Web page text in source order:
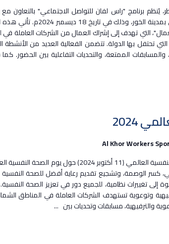
يُنظم برنامج "راس لفان للتواصل الاجتماعي" بالتعاون مع
مميزة في مجمع بروة الرياضي بمدينة
التي تهدف إلى إشراك العمال من الشركات العاملة
تحتفل بها الدولة. تتضمن الفعالية العديد من الأنشطة
والمسابقات الممتعة، والتحديات التفاعلية بين الحضور.
2024
Al Khor Workers
أنشطة التوعية مبادرة "بدر" يوم الصحة النفسية العالمي (11 أكتوبر
كسر الوصمة، وتشجيع تقديم رعاية أفضل للصحة
إلى تغييرات نظامية، للجميع دور في تعزيز الصحة
وتوعوية تستهدف الشركات العاملة في المناطق
والترفيهية، مسابقات وتحديات بين ...